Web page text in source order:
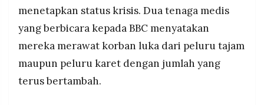
menetapkan status krisis. Dua tenaga medis
yang berbicara kepada BBC menyatakan
mereka merawat korban luka dari peluru tajam
maupun peluru karet dengan jumlah yang
terus bertambah.